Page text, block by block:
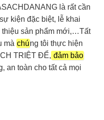
là rất cần
kiện đặc biệt, lễ khai
sản phẩm mới,…Tất
mà chúng tôi thực hiện
TRIỆT ĐỂ, đảm bảo
an toàn cho tất cả mọi